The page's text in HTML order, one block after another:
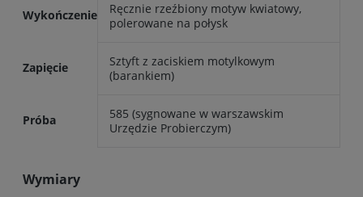
Wykończenie
Ręcznie rzeźbiony motyw kwiatowy,
polerowane na połysk
Zapięcie
Sztyft z zaciskiem motylkowym
(barankiem)
Próba
585 (sygnowane w warszawskim
Urzędzie Probierczym)
Wymiary